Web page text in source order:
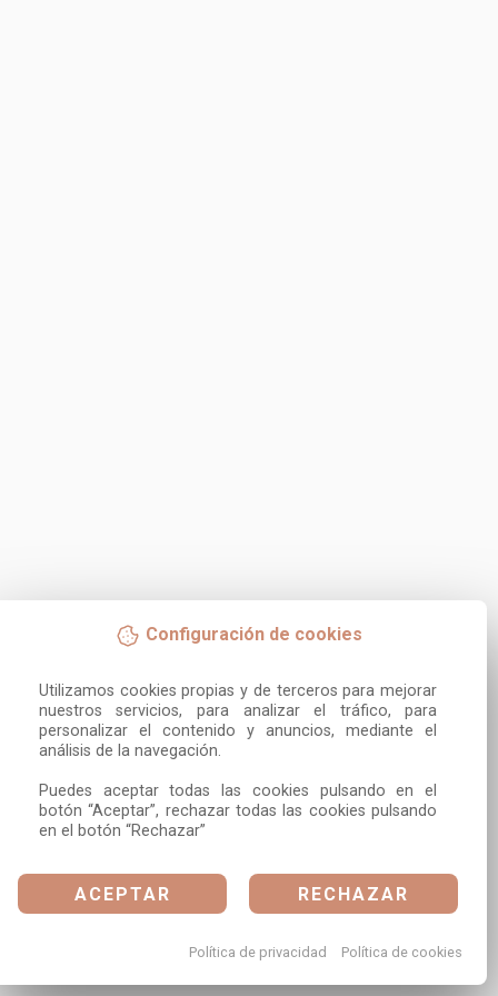
Configuración de cookies
Utilizamos cookies propias y de terceros para mejorar
nuestros servicios, para analizar el tráfico, para
personalizar el contenido y anuncios, mediante el
análisis de la navegación.
Puedes aceptar todas las cookies pulsando en el
botón “Aceptar”, rechazar todas las cookies pulsando
en el botón “Rechazar”
ACEPTAR RECHAZAR
Política de privacidad Política de cookies